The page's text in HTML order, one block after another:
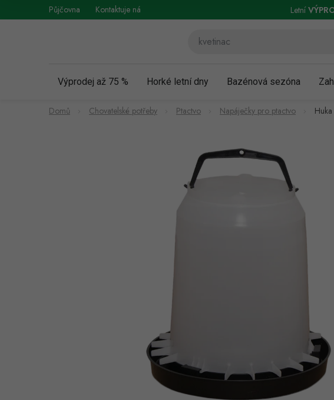
na
Půjčovna Kontaktuje nás Vrácení a reklamace
Letní
Výprodej až 75 % Horké letní dny Bazénová sezóna
Domů Chovatelské potřeby Ptactvo Napáječky pro ptactvo